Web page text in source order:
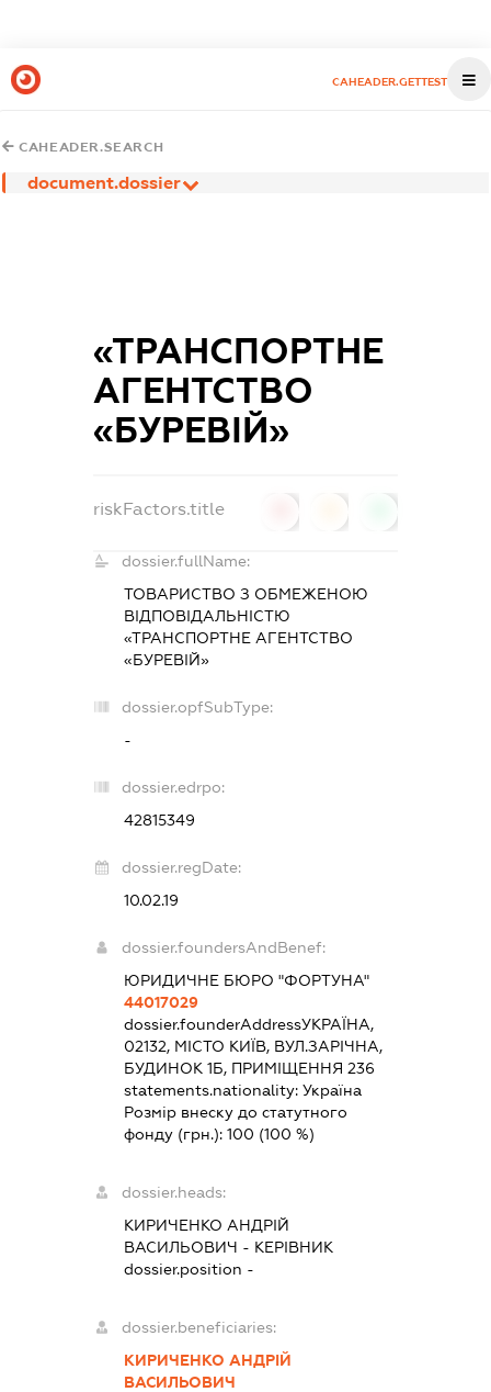
CAHEADER.GETTEST
CAHEADER.SEARCH
document.dossier
«ТРАНСПОРТНЕ
АГЕНТСТВО
«БУРЕВІЙ»
riskFactors.title
dossier.fullName:
ТОВАРИСТВО З ОБМЕЖЕНОЮ
ВІДПОВІДАЛЬНІСТЮ
«ТРАНСПОРТНЕ АГЕНТСТВО
«БУРЕВІЙ»
dossier.opfSubType:
-
dossier.edrpo:
42815349
dossier.regDate:
10.02.19
dossier.foundersAndBenef:
ЮРИДИЧНЕ БЮРО "ФОРТУНА"
44017029
dossier.founderAddressУКРАЇНА,
02132, МІСТО КИЇВ, ВУЛ.ЗАРІЧНА,
БУДИНОК 1Б, ПРИМІЩЕННЯ 236
statements.nationality: Україна
Розмір внеску до статутного
фонду (грн.): 100 (100 %)
dossier.heads:
КИРИЧЕНКО АНДРІЙ
ВАСИЛЬОВИЧ - КЕРІВНИК
dossier.position -
dossier.beneficiaries:
КИРИЧЕНКО АНДРІЙ
ВАСИЛЬОВИЧ